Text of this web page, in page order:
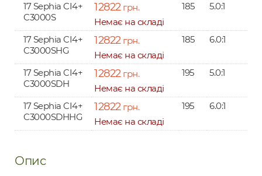
17 Sephia CI4+
C3000S
12822грн.
Немає на складі
185 5.0:1
17 Sephia CI4+
C3000SHG
12822грн.
Немає на складі
185 6.0:1
17 Sephia CI4+
C3000SDH
12822грн.
Немає на складі
195 5.0:1
17 Sephia CI4+
C3000SDHHG
12822грн.
Немає на складі
195 6.0:1
Опис